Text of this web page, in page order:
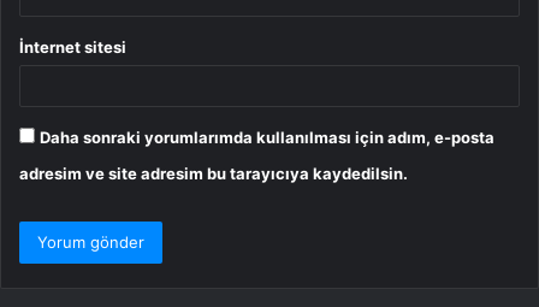
İnternet sitesi
Daha sonraki yorumlarımda kullanılması için adım, e-posta
adresim ve site adresim bu tarayıcıya kaydedilsin.